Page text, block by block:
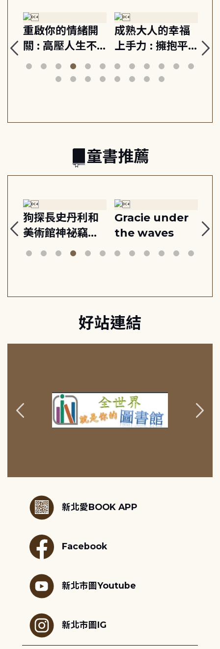
重啟你的情緒開
關 : 高壓人生不
爆炸指南, 5分鐘
減輕身心壓力, 找
成熟大人的幸福
上手力 : 擁抱平
凡中的每個燦爛
時刻, 給匱乏世代
球
童書推薦
狗探長史丹利和
美術館神祕竊盜
案
Gracie under
the waves
好站連結
新北愛BOOK APP
Facebook
新北市圖Youtube
新北市圖IG